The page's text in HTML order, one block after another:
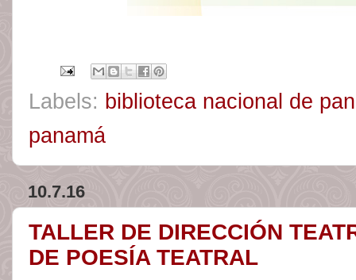
Labels: biblioteca nacional de
panamá
10.7.16
TALLER DE DIRECCIÓN
DE POESÍA TEATRAL